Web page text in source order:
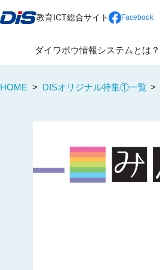
教育ICT総合サイト Facebook
ダイワボウ情報システムとは？
HOME > DISオリジナル特集①一覧 >